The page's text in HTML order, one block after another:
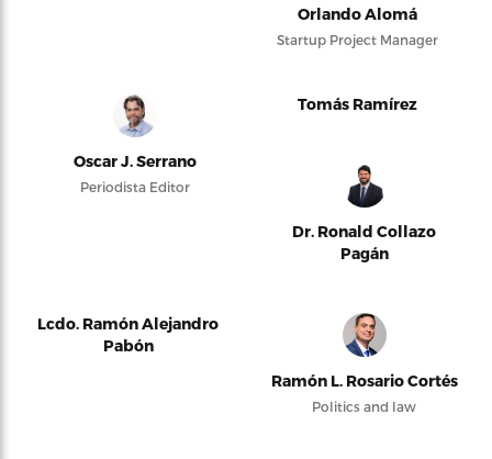
Orlando Alomá
Startup Project Manager
Oscar J. Serrano
Periodista Editor
Tomás Ramírez
Dr. Ronald Collazo
Pagán
Lcdo. Ramón Alejandro
Pabón
Ramón L. Rosario Cortés
Politics and law